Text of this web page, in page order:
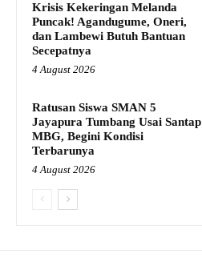
Krisis Kekeringan Melanda
Puncak! Agandugume, Oneri,
dan Lambewi Butuh Bantuan
Secepatnya
4 August 2026
Ratusan Siswa SMAN 5
Jayapura Tumbang Usai Santap
MBG, Begini Kondisi
Terbarunya
4 August 2026